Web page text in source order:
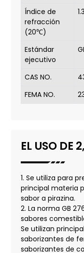
Índice de
refracción
(20℃)
Estándar
ejecutivo
CAS NO.
FEMA NO.
EL USO DE
1. Se utiliza para
principal materia
sabor a pirazina.
2. La norma GB
sabores
Se utilizan
saborizantes de
saborizantes de